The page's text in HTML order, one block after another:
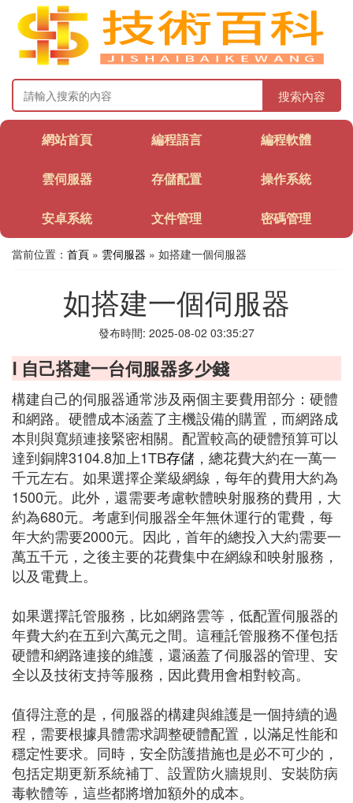
搜索內容
網站首頁 編程語言 編程軟體
雲伺服器 存儲配置 操作系統
安卓系統 文件管理 密碼管理
當前位置： 首頁 » 雲伺服器 » 如搭建一個伺服器
如搭建一個伺服器
發布時間: 2025-08-02 03:35:27
Ⅰ 自己搭建一台伺服器多少錢
構建自己的伺服器通常涉及兩個主要費用部分：硬體
和網路。硬體成本涵蓋了主機設備的購置，而網路成
本則與寬頻連接緊密相關。配置較高的硬體預算可以
達到銅牌3104.8加上1TB存儲 ，總花費大約在一萬一
千元左右。如果選擇企業級網線，每年的費用大約為
1500元。此外，還需要考慮軟體映射服務的費用，大
約為680元。考慮到伺服器全年無休運行的電費，每
年大約需要2000元。因此，首年的總投入大約需要一
萬五千元，之後主要的花費集中在網線和映射服務，
以及電費上。
如果選擇託管服務，比如網路雲等，低配置伺服器的
年費大約在五到六萬元之間。這種託管服務不僅包括
硬體和網路連接的維護，還涵蓋了伺服器的管理、安
全以及技術支持等服務，因此費用會相對較高。
值得注意的是，伺服器的構建與維護是一個持續的過
程，需要根據具體需求調整硬體配置，以滿足性能和
穩定性要求。同時，安全防護措施也是必不可少的，
包括定期更新系統補丁、設置防火牆規則、安裝防病
毒軟體等，這些都將增加額外的成本。